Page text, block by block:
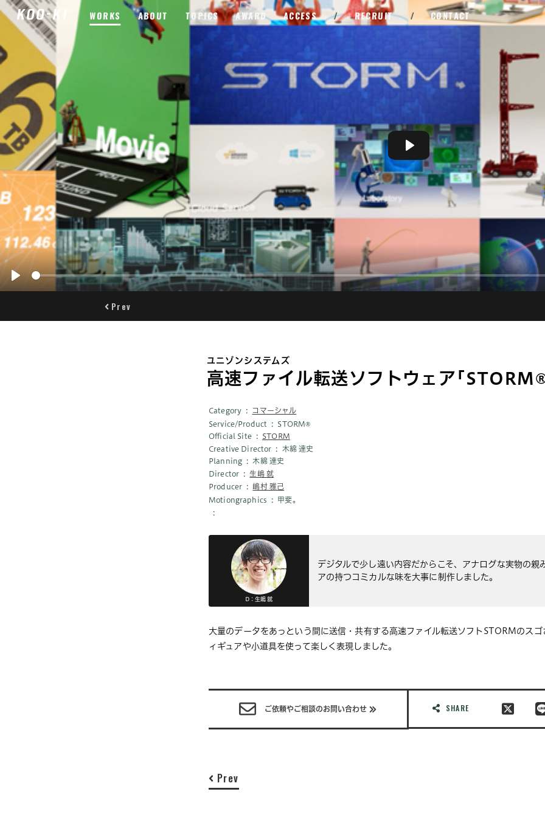
WORKS ABOUT TOPICS AWARD ACCESS / RECRUIT / CONTACT
Play
Play
Prev
ユニゾンシステムズ
高速ファイル転送ソフトウェア｢
Category
コマーシャル
Service/Product
STORM®
Official Site
STORM
Creative Director
木綿 達史
Planning
木綿 達史
Director
生嶋 就
Producer
嶋村 雅己
Motiongraphics
甲斐。
D：生嶋 就
デジタルで少し遠い内容だからこそ、アナログな実物の親
アの持つコミカルな味を大事に制作しました。
大量のデータをあっという間に送信・共有する高速ファイル転送ソフトSTORMのスゴ
ィギュアや小道具を使って楽しく表現しました。
ご依頼やご相談のお問い合わせ SHARE
Prev